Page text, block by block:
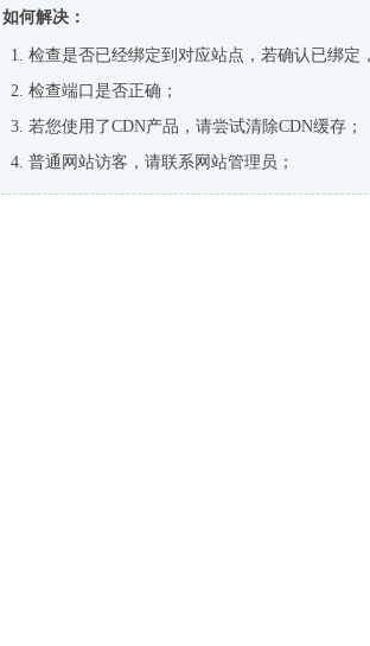
如何解决：
检查是否已经绑定到对应站点，若确认已绑定
检查端口是否正确；
若您使用了CDN产品，请尝试清除CDN缓存；
普通网站访客，请联系网站管理员；